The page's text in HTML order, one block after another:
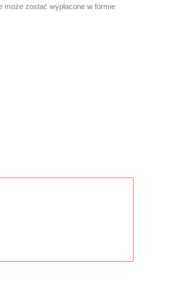
zostać wypłacone w formie